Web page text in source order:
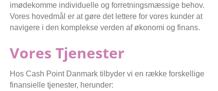
imødekomme individuelle og forretningsmæssige behov.
Vores hovedmål er at gøre det lettere for vores kunder at
navigere i den komplekse verden af økonomi og finans.
Vores Tjenester
Hos Cash Point Danmark tilbyder vi en række forskellige
finansielle tjenester, herunder: